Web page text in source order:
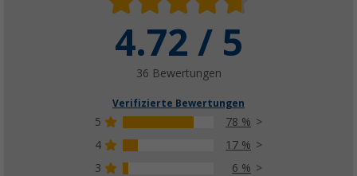
4.72 / 5
36 Bewertungen
Verifizierte Bewertungen
5
78 %
4
17 %
3
6 %